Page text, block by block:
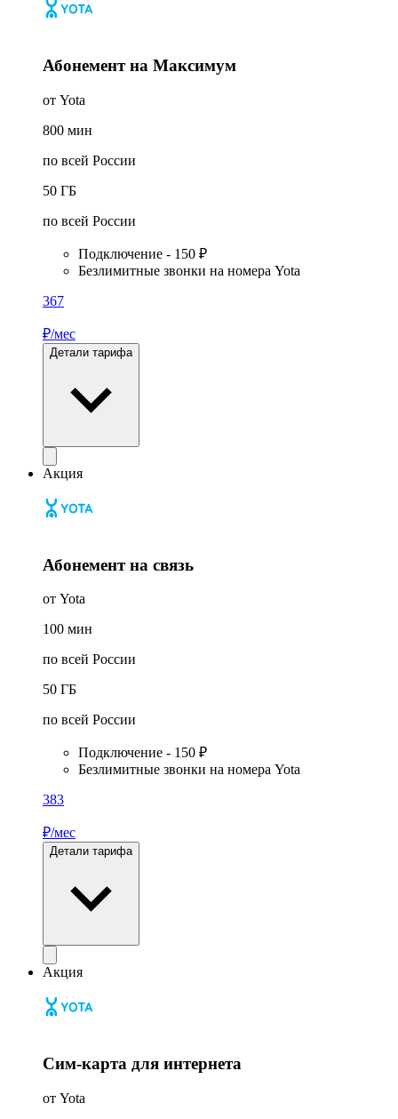
Абонемент на Максимум
от Yota
800 мин
по всей России
50 ГБ
по всей России
Подключение - 150 ₽
Безлимитные звонки на номера Yota
367
₽/мес
Детали тарифа
Акция
Абонемент на связь
от Yota
100 мин
по всей России
50 ГБ
по всей России
Подключение - 150 ₽
Безлимитные звонки на номера Yota
383
₽/мес
Детали тарифа
Акция
Сим-карта для интернета
от Yota